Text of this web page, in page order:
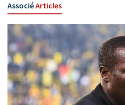
AssociéArticles